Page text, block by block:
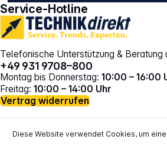
Service-Hotline
Telefonische Unterstützung & Beratung
+49 931 9708–800
Montag bis Donnerstag: 10:00 – 16:00
Freitag: 10:00 – 14:00 Uhr
Vertrag widerrufen
Diese Website verwendet Cookies, um